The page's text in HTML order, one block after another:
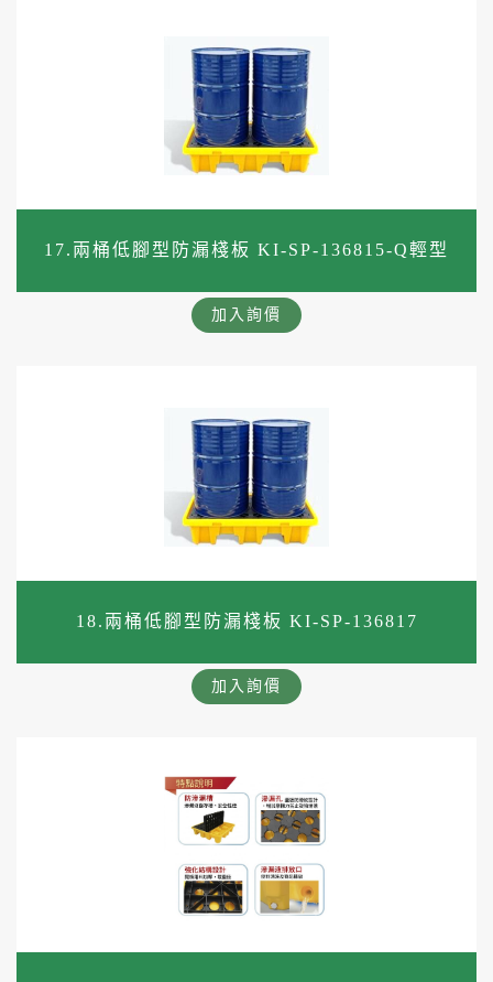
17.兩桶低腳型防漏棧板 KI-SP-136815-Q輕型
加入詢價
18.兩桶低腳型防漏棧板 KI-SP-136817
加入詢價